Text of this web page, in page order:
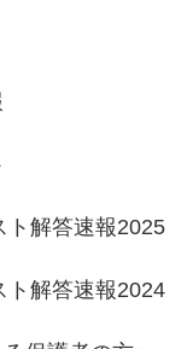
ト解答速報2025
ト解答速報2024